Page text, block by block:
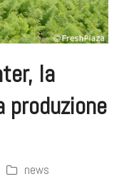
la
produzione
news